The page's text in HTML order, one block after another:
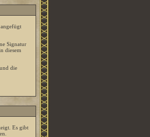
Signatur
diesem
die
Es gibt